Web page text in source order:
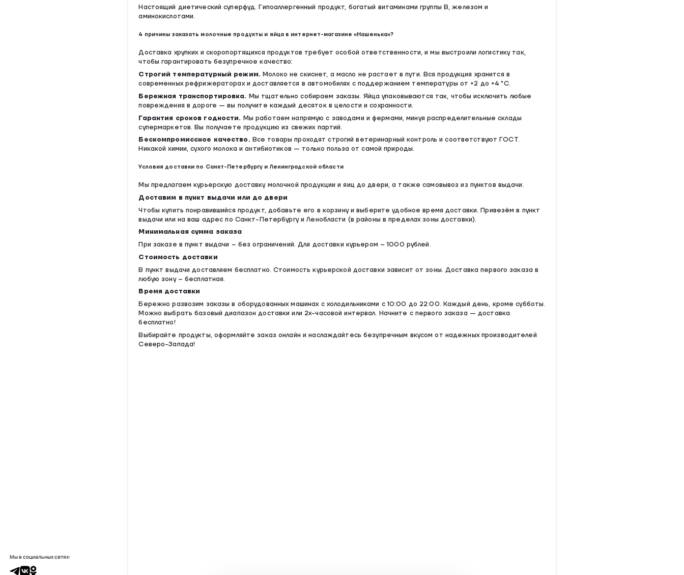
Мы в социальных сетях:
Настоящий диетический суперфуд. Гипоаллергенный продукт, богатый витаминами группы В, железом и
аминокислотами.
4 причины заказать молочные продукты и яйца в интернет-магазине «Нашенька»?
Доставка хрупких и скоропортящихся продуктов требует особой ответственности, и мы выстроили логистику так,
чтобы гарантировать безупречное качество:
Строгий температурный режим. Молоко не скиснет, а масло не растает в пути. Вся продукция хранится в
современных рефрижераторах и доставляется в автомобилях с поддержанием температуры от +2 до +4 °С.
Бережная транспортировка. Мы тщательно собираем заказы. Яйца упаковываются так, чтобы исключить любые
повреждения в дороге — вы получите каждый десяток в целости и сохранности.
Гарантия сроков годности. Мы работаем напрямую с заводами и фермами, минуя распределительные склады
супермаркетов. Вы получаете продукцию из свежих партий.
Бескомпромиссное качество. Все товары проходят строгий ветеринарный контроль и соответствуют ГОСТ.
Никакой химии, сухого молока и антибиотиков — только польза от самой природы.
Условия доставки по Санкт-Петербургу и Ленинградской области
Мы предлагаем курьерскую доставку молочной продукции и яиц до двери, а также самовывоз из пунктов выдачи.
Доставим в пункт выдачи или до двери
Чтобы купить понравившийся продукт, добавьте его в корзину и выберите удобное время доставки. Привезём в пункт
выдачи или на ваш адрес по Санкт-Петербургу и Ленобласти (в районы в пределах зоны доставки).
Минимальная сумма заказа
При заказе в пункт выдачи – без ограничений. Для доставки курьером – 1000 рублей.
Стоимость доставки
В пункт выдачи доставляем бесплатно. Стоимость курьерской доставки зависит от зоны. Доставка первого заказа в
любую зону – бесплатная.
Время доставки
Бережно развозим заказы в оборудованных машинах с холодильниками с 10:00 до 22:00. Каждый день, кроме субботы.
Можно выбрать базовый диапазон доставки или 2х-часовой интервал. Начните с первого заказа — доставка
бесплатно!
Выбирайте продукты, оформляйте заказ онлайн и наслаждайтесь безупречным вкусом от надежных производителей
Северо-Запада!